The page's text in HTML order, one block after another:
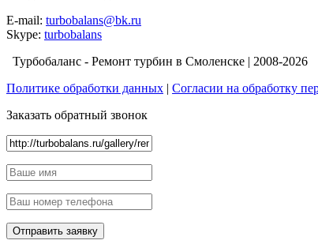
E-mail: turbobalans@bk.ru
Skype: turbobalans
Турбобаланс - Ремонт турбин в Смоленске | 2008-2026
Политике обработки данных | Согласии на обработку
Заказать обратный звонок